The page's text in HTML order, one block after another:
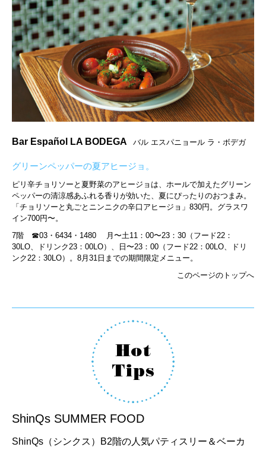
Bar Español LA BODEGA バル エスパニョール ラ・ボデガ
グリーンペッパーの夏アヒージョ。
ピリ辛チョリソーと夏野菜のアヒージョは、ホールで加えたグリーン
ペッパーの清涼感あふれる香りが効いた、夏にぴったりのおつまみ。
「チョリソーと丸ごとニンニクの辛口アヒージョ」830円。グラスワ
イン700円〜。
7階 ☎︎03・6434・1480 月〜土11：00〜23：30（フード22：
30LO、ドリンク23：00LO）、日〜23：00（フード22：00LO、ドリ
ンク22：30LO）。8月31日までの期間限定メニュー。
このページのトップへ
ShinQs SUMMER FOOD
ShinQs（シンクス）B2階の人気パティスリー＆ベーカ